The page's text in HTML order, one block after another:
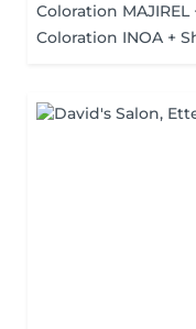
Coloration MAJIREL
Coloration INOA +